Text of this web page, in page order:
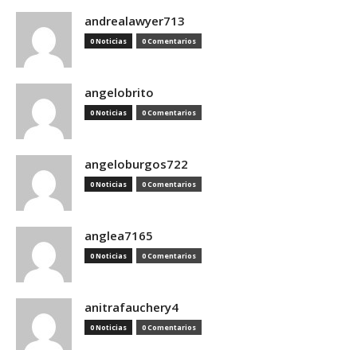
andrealawyer713
0 Noticias 0 Comentarios
angelobrito
0 Noticias 0 Comentarios
angeloburgos722
0 Noticias 0 Comentarios
anglea7165
0 Noticias 0 Comentarios
anitrafauchery4
0 Noticias 0 Comentarios